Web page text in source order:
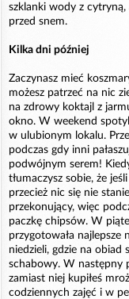
szklanki wody z cytryną,
przed snem.
Kilka dni później
Zaczynasz mieć
możesz patrzeć na nic
na zdrowy koktajl z
okno. W weekend
w ulubionym lokalu.
podczas gdy inni
podwójnym serem!
tłumaczysz sobie, że
przecież nic się nie
przekonujący, więc
paczkę chipsów. W
przygotowała najlepsze
niedzieli, gdzie na obiad
schabowy. W następny
zamiast niej kupiłeś
codziennych zajęć i w